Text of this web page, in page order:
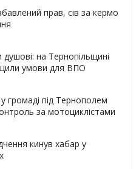
прав, сів за кермо
на Тернопільщині
умови для ВПО
громаді під Тернополем
за мотоциклістами
кинув хабар у